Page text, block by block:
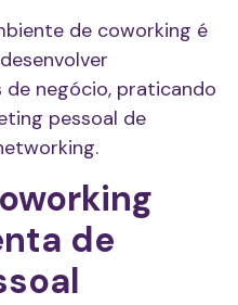
de coworking é
negócio, praticando
pessoal de
de